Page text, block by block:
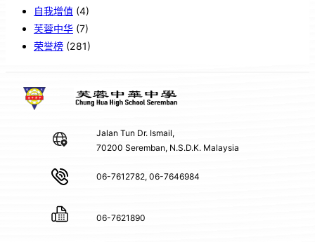
自我增值 (4)
芙蓉中华 (7)
荣誉榜 (281)
Jalan Tun Dr. Ismail,
70200 Seremban, N.S.D.K. Malaysia
06-7612782, 06-7646984
06-7621890